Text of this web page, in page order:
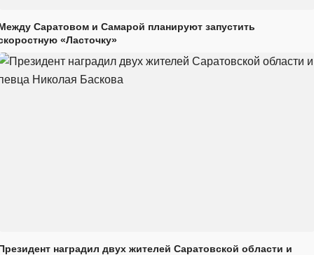
Саратовом и Самарой планируют запустить
«Ласточку»
наградил двух жителей Саратовской области и